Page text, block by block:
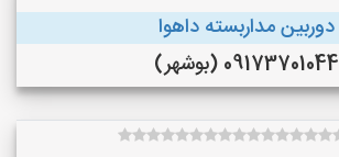
دوربین مداربسته داهوا
09173701044 (بوشهر)